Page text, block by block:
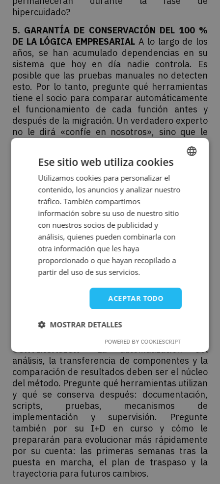
hipercuidado?
5. GARANTÍA DE CONSERVACIÓN DEL 100 %
DE LA LÓGICA EMPRESARIALA lo largo de los
años, se han acumulado dependencias en su
sistema que hoy en día nadie controla. Es
posible que las pruebas manuales no detecten
esto. Por lo tanto, pregunte qué herramientas
tiene el socio para comparar automáticamente
el funcionamiento de cada función antes y
después de la migración. Un verdadero experto
no le dirá «confíe en nosotros», sino que le
mostrará un entorno de pruebas maduro y listo
para usar que le proporcionará la certeza
matemática de que 1 + 1 en el sistema antiguo
sigue siendo 2 en el nuevo.
6. SEGURIDAD CONFORME A LAS NORMAS DEL
SECTOR Y DE LA DORA¿Quién puede acceder a
los datos y en qué condiciones? ¿Cómo se
registran los cambios y se revisan los riesgos?
Los buenos proveedores trabajan según
normas documentadas (a ser posible,
confirmadas externamente), de modo que los
pasos críticos no dependan de la buena
voluntad. No se trata de burocracia, sino de
PROBADAS Y EN CONSTANTE EVOLUCIÓN, Y
UNA VISIÓN CLARA DEL «QUÉ VIENE A
CONTINUACIÓN»La automatización del
análisis, la transferencia de componentes y la
comparación de resultados deben ser el núcleo
del método. Pregunte qué herramientas utilizan
y qué se conserva después: documentación,
scripts, pruebas, mecanismos de
implementación y supervisión. Pregunte
también por su I+D en curso y cómo le
prepararán para evolucionar más rápidamente
por su cuenta: las primeras semanas tras la
puesta en marcha, el plan de traspaso y la
trayectoria para futuros cambios.
ENGLISH
SPANISH
Ese sitio web utiliza cookies
Utilizamos cookies para personalizar el
contenido, los anuncios y analizar nuestro
tráfico. También compartimos
información sobre su uso de nuestro sitio
con nuestros socios de publicidad y
análisis, quienes pueden combinarla con
otra información que les haya
proporcionado o que hayan recopilado a
partir del uso de sus servicios.
ACEPTAR TODO
MOSTRAR DETALLES
POWERED BY COOKIESCRIPT